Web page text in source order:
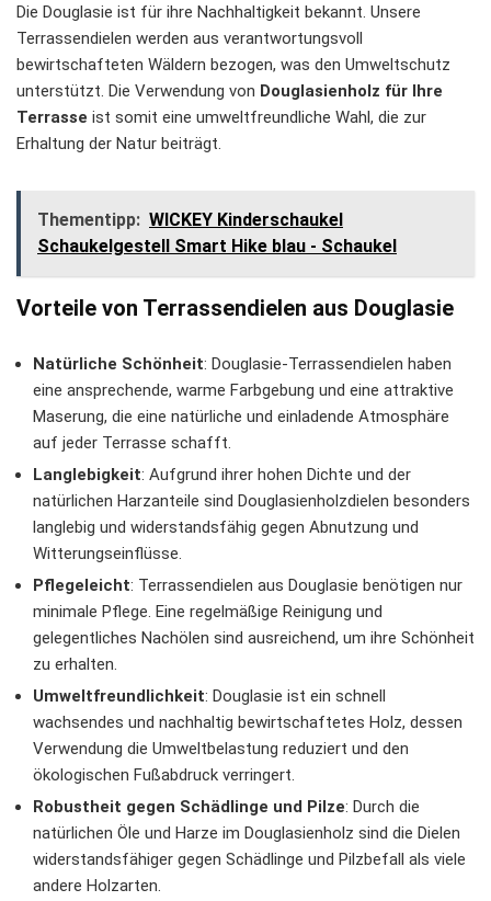
Die Douglasie ist für ihre Nachhaltigkeit bekannt. Unsere
Terrassendielen werden aus verantwortungsvoll
bewirtschafteten Wäldern bezogen, was den Umweltschutz
unterstützt. Die Verwendung von Douglasienholz für Ihre
Terrasse ist somit eine umweltfreundliche Wahl, die zur
Erhaltung der Natur beiträgt.
Thementipp: WICKEY Kinderschaukel
Schaukelgestell Smart Hike blau - Schaukel
Vorteile von Terrassendielen aus Douglasie
Natürliche Schönheit: Douglasie-Terrassendielen haben
eine ansprechende, warme Farbgebung und eine attraktive
Maserung, die eine natürliche und einladende Atmosphäre
auf jeder Terrasse schafft.
Langlebigkeit: Aufgrund ihrer hohen Dichte und der
natürlichen Harzanteile sind Douglasienholzdielen besonders
langlebig und widerstandsfähig gegen Abnutzung und
Witterungseinflüsse.
Pflegeleicht: Terrassendielen aus Douglasie benötigen nur
minimale Pflege. Eine regelmäßige Reinigung und
gelegentliches Nachölen sind ausreichend, um ihre Schönheit
zu erhalten.
Umweltfreundlichkeit: Douglasie ist ein schnell
wachsendes und nachhaltig bewirtschaftetes Holz, dessen
Verwendung die Umweltbelastung reduziert und den
ökologischen Fußabdruck verringert.
Robustheit gegen Schädlinge und Pilze: Durch die
natürlichen Öle und Harze im Douglasienholz sind die Dielen
widerstandsfähiger gegen Schädlinge und Pilzbefall als viele
andere Holzarten.